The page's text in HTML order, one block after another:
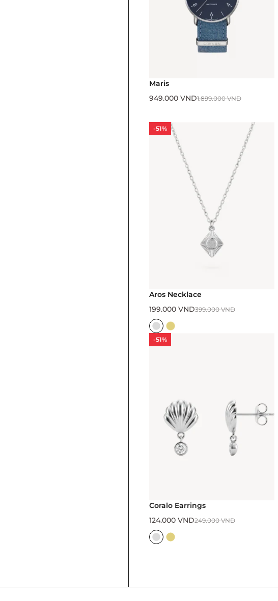
Maris
1.899.000VND
949.000 VND
-51%
Aros Necklace
399.000VND
199.000 VND
-51%
Coralo Earrings
249.000VND
124.000 VND